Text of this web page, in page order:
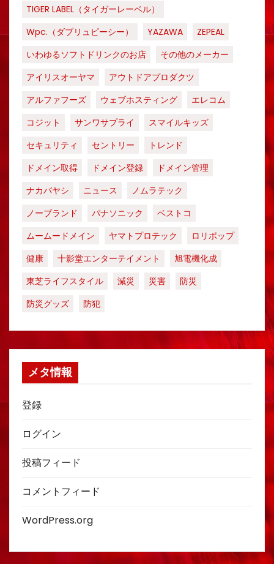
TIGER LABEL（タイガーレーベル）
Wpc.（ダブリュピーシー）
YAZAWA
ZEPEAL
いわゆるソフトドリンクのお店
その他のメーカー
アイリスオーヤマ
アウトドアプロダクツ
アルファフーズ
ウェブホスティング
エレコム
コジット
サンワサプライ
スマイルキッズ
セキュリティ
セントリー
トレンド
ドメイン取得
ドメイン登録
ドメイン管理
ナカバヤシ
ニュース
ノムラテック
ノーブランド
パナソニック
ベストコ
ムームードメイン
ヤマトプロテック
ロリポップ
健康
十影堂エンターテイメント
旭電機化成
東芝ライフスタイル
減災 災害
防災
防災グッズ
防犯
メタ情報
登録
ログイン
投稿フィード
コメントフィード
WordPress.org